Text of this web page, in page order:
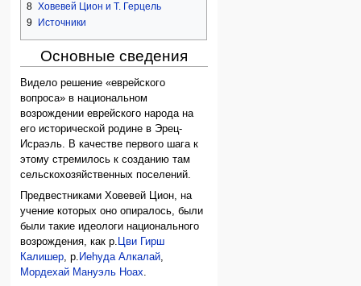
8 Ховевей Цион и Т. Герцель
9
Источники
Основные сведения
Видело решение «еврейского
вопроса» в национальном
возрождении еврейского народа на
его исторической родине в Эрец-
Исраэль. В качестве первого шага к
этому стремилось к созданию там
сельскохозяйственных поселений.
Предвестниками Ховевей Цион, на
учение которых оно опиралось, были
были такие идеологи национального
возрождения, как р.
Цви Гирш
Калишер , р. Иеhуда Алкалай
Мордехай Мануэль Ноах